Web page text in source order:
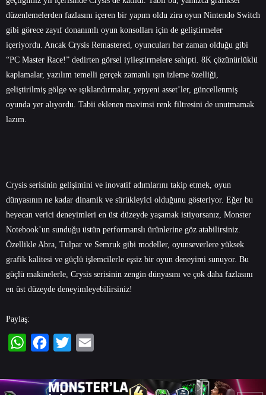
düzenlemelerden fazlasını içeren bir yapım oldu zira oyun Nintendo Switch
gibi görece zayıf donanımlı oyun konsolları için de geliştirmeler
içeriyordu. Ancak Crysis Remastered, oyuncuları her zaman olduğu gibi
“PC Master Race!” dedirten görsel iyileştirmelere sahipti. 8K çözünürlüklü
kaplamalar, yazılım temelli gerçek zamanlı ışın izleme özelliği,
geliştirilmiş gölge ve ışıklandırmalar, yepyeni asset’ler, güncellenmiş
oyunda yer alıyordu. Tabii eklenen mavimsi renk filtresini de unutmamak
lazım.
Crysis serisinin gelişimini ve inovatif adımlarını takip etmek, oyun
dünyasının ne kadar dinamik ve sürükleyici olduğunu gösteriyor. Eğer bu
heyecan verici deneyimleri en üst düzeyde yaşamak istiyorsanız, Monster
Notebook’un sunduğu üstün performanslı ürünlerine göz atabilirsiniz.
Özellikle Abra Tulpar ve Semruk gibi modeller, oyunseverlere yüksek
grafik kalitesi ve güçlü işlemcilerle eşsiz bir oyun deneyimi sunuyor. Bu
güçlü makinelerle, Crysis serisinin zengin dünyasını ve çok daha fazlasını
en üst düzeyde deneyimleyebilirsiniz!
Paylaş: